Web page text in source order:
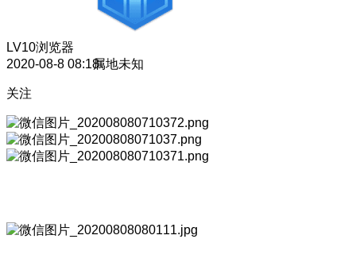
LV10浏览器
2020-08-8 08:18属地未知
关注